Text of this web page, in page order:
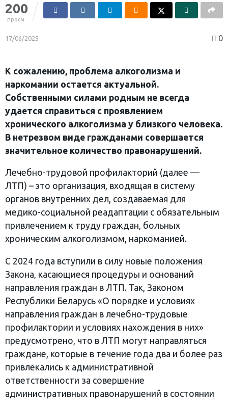
200
просм.
17/06/2025 0
К сожалению, проблема алкоголизма и
наркомании остается актуальной.
Собственными силами родным не всегда
удается справиться с проявлением
хронического алкоголизма у близкого человека.
В нетрезвом виде гражданами совершается
значительное количество правонарушений.
Лечебно-трудовой профилакторий (далее —
ЛТП) – это организация, входящая в систему
органов внутренних дел, создаваемая для
медико-социальной реадаптации с обязательным
привлечением к труду граждан, больных
хроническим алкоголизмом, наркоманией.
С 2024 года вступили в силу новые положения
Закона, касающиеся процедуры и оснований
направления граждан в ЛТП. Так, Законом
Республики Беларусь «О порядке и условиях
направления граждан в лечебно-трудовые
профилактории и условиях нахождения в них»
предусмотрено, что в ЛТП могут направляться
граждане, которые в течение года два и более раз
привлекались к административной
ответственности за совершение
административных правонарушений в состоянии